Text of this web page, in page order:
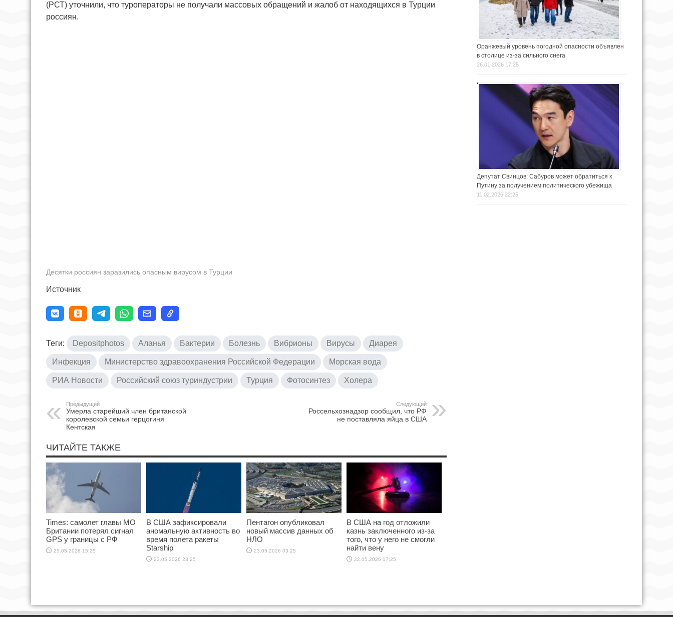
(РСТ) уточнили, что туроператоры не получали массовых обращений и жалоб от находящихся в Турции
россиян.
Десятки россиян заразились опасным вирусом в Турции
Источник
Теги: Depositphotos Аланья Бактерии Болезнь Вибрионы Вирусы Диарея
Инфекция Министерство здравоохранения Российской Федерации Морская вода
РИА Новости Российский союз туриндустрии Турция Фотосинтез Холера
Предыдущий
Умерла старейший член британской
королевской семьи герцогиня
Кентская
Следующий
Россельхознадзор сообщил, что РФ
не поставляла яйца в США
ЧИТАЙТЕ ТАКЖЕ
Times: самолет главы МО
Британии потерял сигнал
GPS у границы с РФ
25.05.2026 15:25
В США зафиксировали
аномальную активность во
время полета ракеты
Starship
23.05.2026 23:25
Пентагон опубликовал
новый массив данных об
НЛО
23.05.2026 03:25
В США на год отложили
казнь заключенного из-за
того, что у него не смогли
найти вену
22.05.2026 17:25
Оранжевый уровень погодной опасности объявлен
в столице из-за сильного снега
26.01.2026 17:25
Депутат Свинцов: Сабуров может обратиться к
Путину за получением политического убежища
11.02.2026 22:25